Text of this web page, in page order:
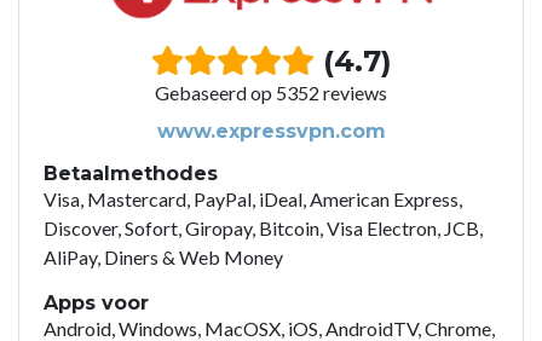
(4.7)
Gebaseerd op 5352 reviews
www.expressvpn.com
Betaalmethodes
Visa, Mastercard, PayPal, iDeal, American Express,
Discover, Sofort, Giropay, Bitcoin, Visa Electron, JCB,
AliPay, Diners & Web Money
Apps voor
Android, Windows, MacOSX, iOS, AndroidTV, Chrome,